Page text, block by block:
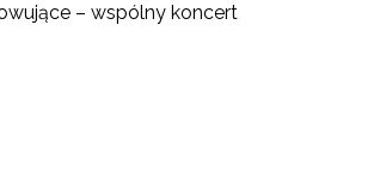
– wspólny koncert